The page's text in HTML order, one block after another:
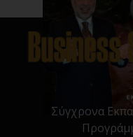
Σύγχρονα